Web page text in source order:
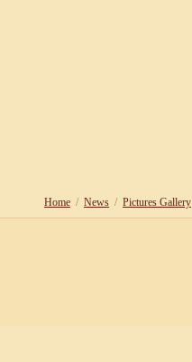
Home / News / Pictures Gallery